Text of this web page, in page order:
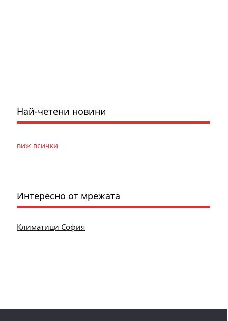
Най-четени новини
виж всички
Интересно от мрежата
Климатици София